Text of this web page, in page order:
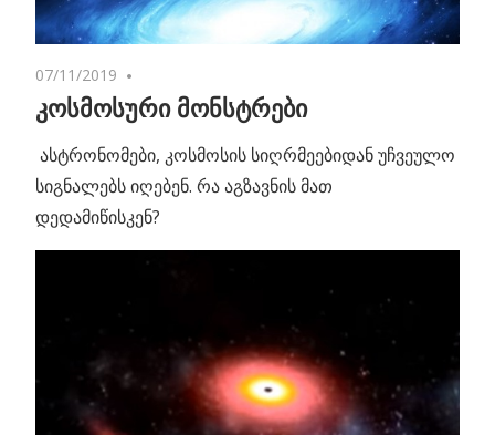
07/11/2019
კოსმოსური მონსტრები
ასტრონომები, კოსმოსის სიღრმეებიდან უჩვეულო
სიგნალებს იღებენ. რა აგზავნის მათ
დედამიწისკენ?